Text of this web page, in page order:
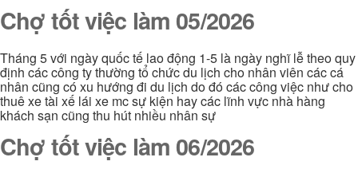
Chợ tốt việc làm 05/2026
Tháng 5 với ngày quốc tế lao động 1-5 là ngày nghĩ lễ theo quy
định các công ty thường tổ chức du lịch cho nhân viên các cá
nhân cũng có xu hướng đi du lịch do đó các công việc như cho
thuê xe tài xế lái xe mc sự kiện hay các lĩnh vực nhà hàng
khách sạn cũng thu hút nhiều nhân sự
Chợ tốt việc làm 06/2026